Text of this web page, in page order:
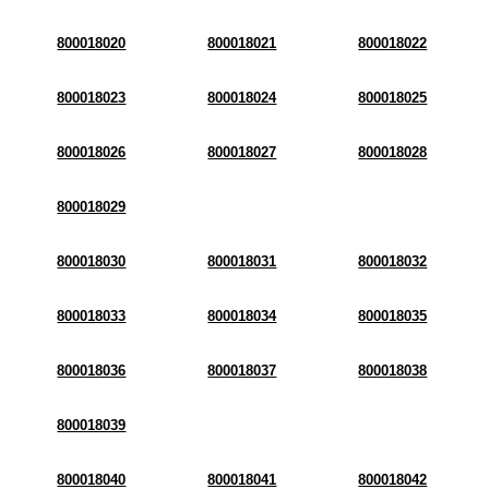
800018020 800018021 800018022
800018023 800018024 800018025
800018026 800018027 800018028
800018029
800018030 800018031 800018032
800018033 800018034 800018035
800018036 800018037 800018038
800018039
800018040 800018041 800018042